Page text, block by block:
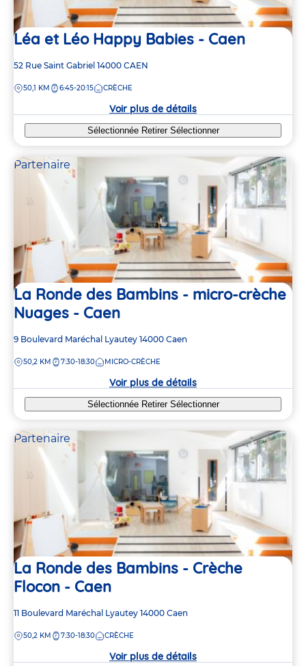
Léa et Léo Happy Babies - Caen
Adresse
la
52 Rue Saint Gabriel 14000 CAEN
DISTANCE
50,1 KM 6:45-20:15 CRÈCHE
Voir plus de détails
Sélectionnée Retirer Sélectionner
Partenaire
La Ronde des Bambins - micro-crèche
Nuages - Caen
Adresse
la
9 Boulevard Maréchal Lyautey 14000 Caen
DISTANCE
50,2 KM 7:30-18:30 MICRO-CRÈCHE
Voir plus de détails
Sélectionnée Retirer Sélectionner
Partenaire
La Ronde des Bambins - Crèche
Flocon - Caen
Adresse
la
11 Boulevard Maréchal Lyautey 14000 Caen
DISTANCE
50,2 KM 7:30-18:30 CRÈCHE
Voir plus de détails